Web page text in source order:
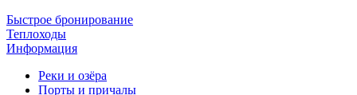
Быстрое бронирование
Теплоходы
Информация
Реки и озёра
Порты и причалы